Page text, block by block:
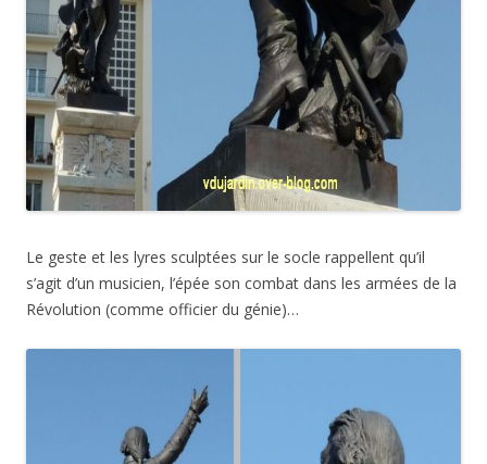
Le geste et les lyres sculptées sur le socle rappellent qu’il
s’agit d’un musicien, l’épée son combat dans les armées de la
Révolution (comme officier du génie)…